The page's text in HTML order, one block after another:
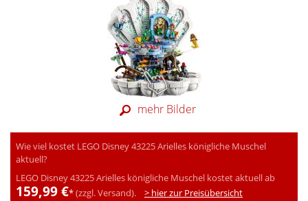
mehr Bilder
Wie viel kostet LEGO Disney 43225 Arielles königliche Muschel
aktuell?
LEGO Disney 43225 Arielles königliche Muschel kostet aktuell ab
159,99 €*(zzgl. Versand). > hier zur Preisübersicht